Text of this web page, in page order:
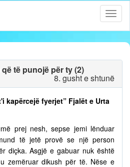
të punojë për ty (2)
8. gusht e shtunë
kapërcejë fyerjet” Fjalët e Urta
prej nesh, sepse jemi lënduar
të jetë provë se një person
diçka. Asgjë e gabuar nuk është
zemëruar dikush për të. Nëse e